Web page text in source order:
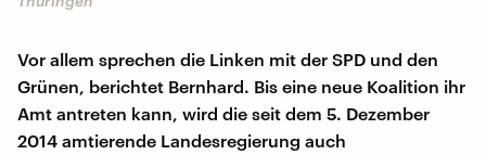
Vor allem sprechen die Linken mit der SPD und den
Grünen, berichtet Bernhard. Bis eine neue Koalition ihr
Amt antreten kann, wird die seit dem 5. Dezember
2014 amtierende Landesregierung auch